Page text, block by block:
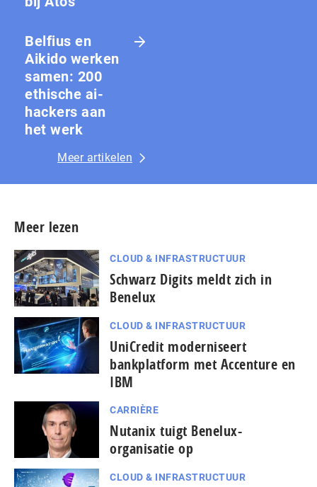
Belfius en
Aikido werken
samen: 200
ethische ai-
hackers aan
het werk
Meer artikelen
Meer lezen
CLOUD & INFRASTRUCTUUR
Schwarz Digits meldt zich in
Benelux
CLOUD & INFRASTRUCTUUR
UniCredit moderniseert
bankplatform met Accenture en
IBM
CARRIÈRE
Nutanix tuigt Benelux-
organisatie op
CLOUD & INFRASTRUCTUUR